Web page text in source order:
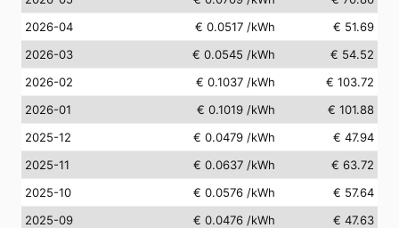
2026-04
€ 0.0517 /kWh
€ 51.69
2026-03
€ 0.0545 /kWh
€ 54.52
2026-02
€ 0.1037 /kWh
€ 103.72
2026-01
€ 0.1019 /kWh
€ 101.88
2025-12
€ 0.0479 /kWh
€ 47.94
2025-11
€ 0.0637 /kWh
€ 63.72
2025-10
€ 0.0576 /kWh
€ 57.64
2025-09
€ 0.0476 /kWh € 47.63